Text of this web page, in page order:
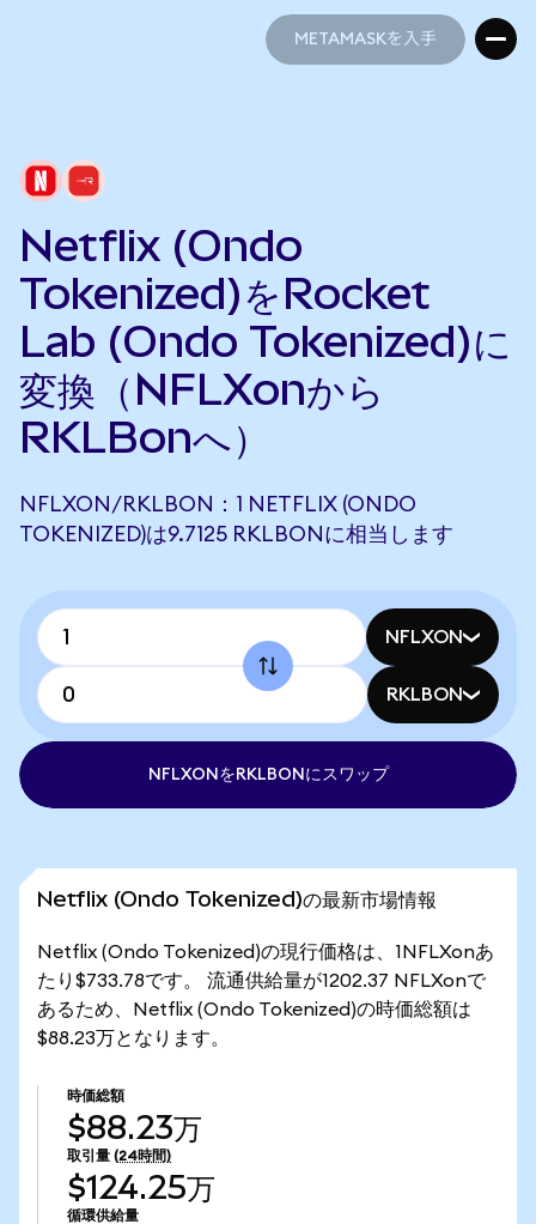
METAMASKを入手
Netflix (Ondo
Tokenized)をRocket
Lab (Ondo Tokenized)に
変換（NFLXonから
RKLBonへ）
NFLXON/RKLBON：1 NETFLIX (ONDO
TOKENIZED)は9.7125 RKLBONに相当します
NFLXON
RKLBON
NFLXONをRKLBONにスワップ
Netflix (Ondo Tokenized)の最新市場情報
Netflix (Ondo Tokenized)の現行価格は、1NFLXonあ
たり$733.78です。 流通供給量が1202.37 NFLXonで
あるため、Netflix (Ondo Tokenized)の時価総額は
$88.23万となります。
時価総額
$88.23万
取引量 (24時間)
$124.25万
循環供給量